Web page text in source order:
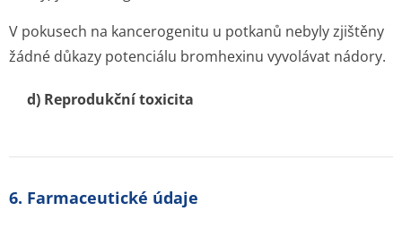
V pokusech na kancerogenitu u potkanů nebyly zjištěny
žádné důkazy potenciálu bromhexinu vyvolávat nádory.
d) Reprodukční toxicita
6. Farmaceutické údaje